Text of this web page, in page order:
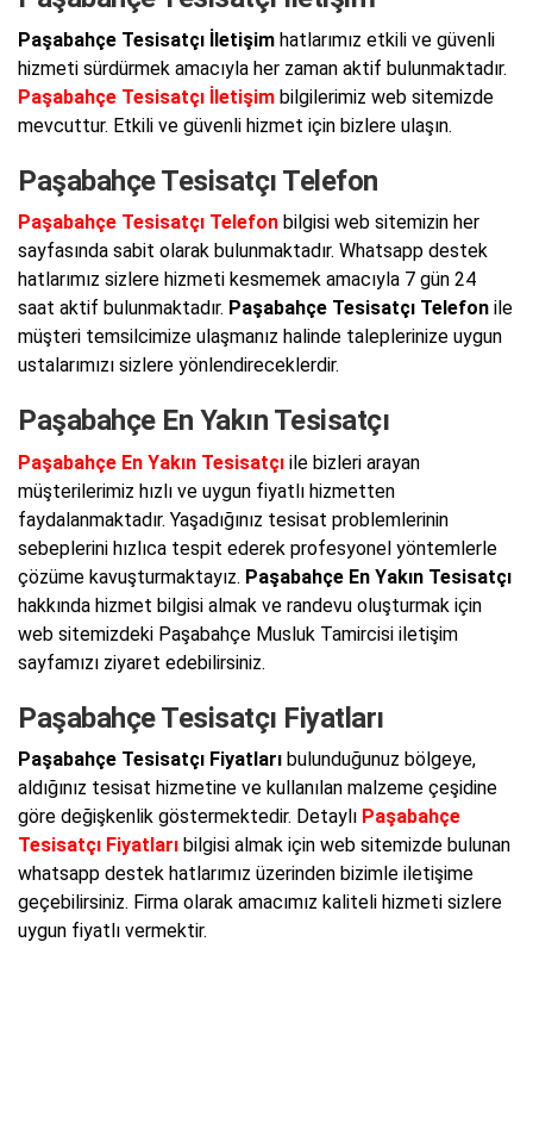
Paşabahçe Tesisatçı İletişim hatlarımız etkili ve güvenli
hizmeti sürdürmek amacıyla her zaman aktif bulunmaktadır.
Paşabahçe Tesisatçı İletişim bilgilerimiz web sitemizde
mevcuttur. Etkili ve güvenli hizmet için bizlere ulaşın.
Paşabahçe Tesisatçı Telefon
Paşabahçe Tesisatçı Telefon bilgisi web sitemizin her
sayfasında sabit olarak bulunmaktadır. Whatsapp destek
hatlarımız sizlere hizmeti kesmemek amacıyla 7 gün 24
saat aktif bulunmaktadır. Paşabahçe Tesisatçı Telefon ile
müşteri temsilcimize ulaşmanız halinde taleplerinize uygun
ustalarımızı sizlere yönlendireceklerdir.
Paşabahçe En Yakın Tesisatçı
Paşabahçe En Yakın Tesisatçı ile bizleri arayan
müşterilerimiz hızlı ve uygun fiyatlı hizmetten
faydalanmaktadır. Yaşadığınız tesisat problemlerinin
sebeplerini hızlıca tespit ederek profesyonel yöntemlerle
çözüme kavuşturmaktayız. Paşabahçe En Yakın Tesisatçı
hakkında hizmet bilgisi almak ve randevu oluşturmak için
web sitemizdeki Paşabahçe Musluk Tamircisi iletişim
sayfamızı ziyaret edebilirsiniz.
Paşabahçe Tesisatçı Fiyatları
Paşabahçe Tesisatçı Fiyatları bulunduğunuz bölgeye,
aldığınız tesisat hizmetine ve kullanılan malzeme çeşidine
göre değişkenlik göstermektedir. Detaylı Paşabahçe
Tesisatçı Fiyatları bilgisi almak için web sitemizde bulunan
whatsapp destek hatlarımız üzerinden bizimle iletişime
geçebilirsiniz. Firma olarak amacımız kaliteli hizmeti sizlere
uygun fiyatlı vermektir.